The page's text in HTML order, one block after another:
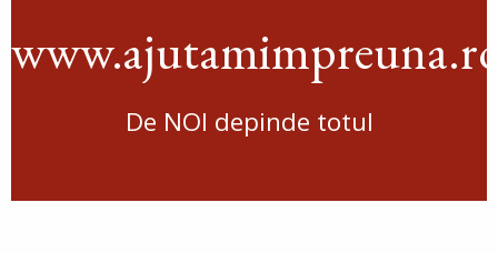
De NOI depinde totul